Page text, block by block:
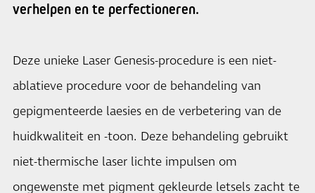
verhelpen en te perfectioneren.
Deze unieke Laser Genesis-procedure is een niet-
ablatieve procedure voor de behandeling van
gepigmenteerde laesies en de verbetering van de
huidkwaliteit en -toon. Deze behandeling gebruikt
niet-thermische laser lichte impulsen om
ongewenste met pigment gekleurde letsels zacht te